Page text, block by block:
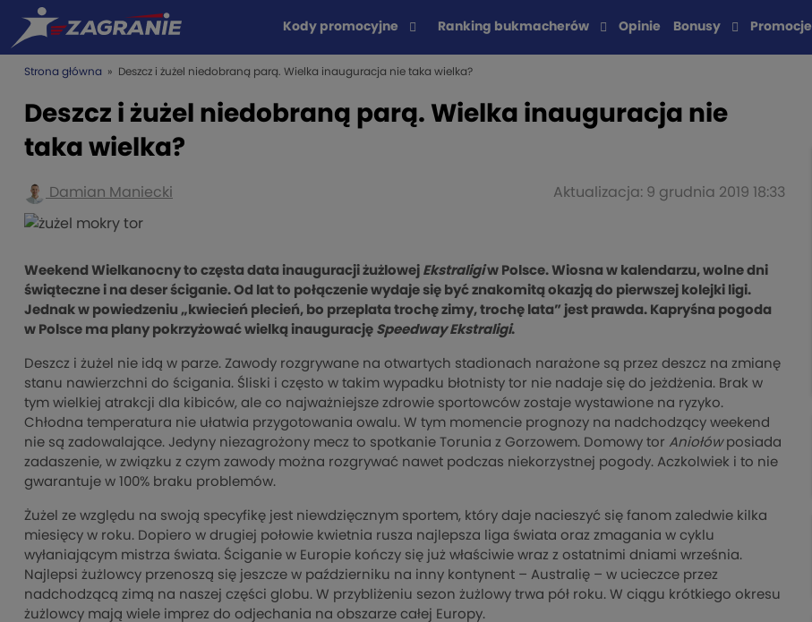
Kody promocyjne Ranking bukmacherów Opinie Bonusy Promocje
Strona główna » Deszcz i żużel niedobraną parą. Wielka inauguracja nie taka wielka?
Deszcz i żużel niedobraną parą. Wielka inauguracja nie
taka wielka?
Damian Maniecki Aktualizacja: 9 grudnia 2019 18:33
Weekend Wielkanocny to częsta data inauguracji żużlowej Ekstraligiw Polsce. Wiosna w kalendarzu, wolne dni
świąteczne i na deser ściganie. Od lat to połączenie wydaje się być znakomitą okazją do pierwszej kolejki ligi.
Jednak w powiedzeniu „kwiecień plecień, bo przeplata trochę zimy, trochę lata” jest prawda. Kapryśna pogoda
w Polsce ma plany pokrzyżować wielką inaugurację Speedway Ekstraligi.
Deszcz i żużel nie idą w parze. Zawody rozgrywane na otwartych stadionach narażone są przez deszcz na zmianę
stanu nawierzchni do ścigania. Śliski i często w takim wypadku błotnisty tor nie nadaje się do jeżdżenia. Brak w
tym wielkiej atrakcji dla kibiców, ale co najważniejsze zdrowie sportowców zostaje wystawione na ryzyko.
Chłodna temperatura nie ułatwia przygotowania owalu. W tym momencie prognozy na nadchodzący weekend
nie są zadowalające. Jedyny niezagrożony mecz to spotkanie Torunia z Gorzowem. Domowy tor Aniołówposiada
zadaszenie, w związku z czym zawody można rozgrywać nawet podczas niekorzystnej pogody. Aczkolwiek i to nie
gwarantuje w 100% braku problemów.
Żużel ze względu na swoją specyfikę jest niewdzięcznym sportem, który daje nacieszyć się fanom zaledwie kilka
miesięcy w roku. Dopiero w drugiej połowie kwietnia rusza najlepsza liga świata oraz zmagania w cyklu
wyłaniającym mistrza świata. Ściganie w Europie kończy się już właściwie wraz z ostatnimi dniami września.
Najlepsi żużlowcy przenoszą się jeszcze w październiku na inny kontynent – Australię – w ucieczce przez
nadchodzącą zimą na naszej części globu. W przybliżeniu sezon żużlowy trwa pół roku. W ciągu krótkiego okresu
żużlowcy mają wiele imprez do odjechania na obszarze całej Europy.